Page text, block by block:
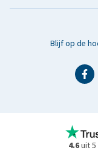
Blijf op de
4.6uit